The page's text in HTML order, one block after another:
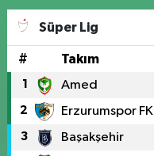
Süper Lig
# Takım
1 Amed
2 Erzurumspor FK
3 Başakşehir